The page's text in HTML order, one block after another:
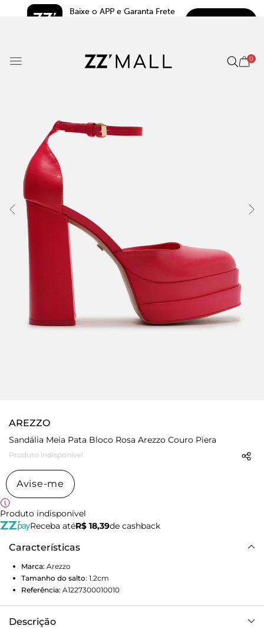
Baixe o APP e Garanta Frete
0
AREZZO
Sandália Meia Pata Bloco Rosa Arezzo Couro Piera
Produto indisponível
Avise-me
Produto indisponível
Receba atéR$ 18,39de cashback
Características
Marca: Arezzo
Tamanho do salto: 1.2cm
Referência: A1227300010010
Descrição